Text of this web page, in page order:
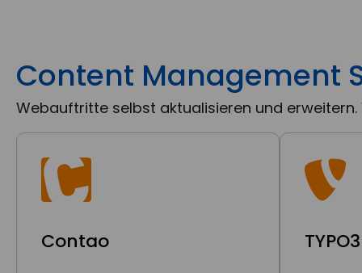
Content Management
Webauftritte selbst aktualisieren und
Contao TYPO3